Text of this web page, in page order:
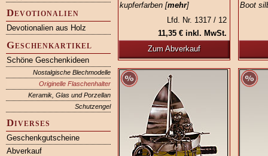
Devotionalien
Devotionalien aus Holz
Geschenkartikel
Schöne Geschenkideen
Nostalgische Blechmodelle
Originelle Flaschenhalter
Keramik, Glas und Porzellan
Schutzengel
Diverses
Geschenkgutscheine
Abverkauf
kupferfarben [mehr]
Lfd. Nr. 1317 / 12
11,35 € inkl. MwSt.
Zum Abverkauf
Boot